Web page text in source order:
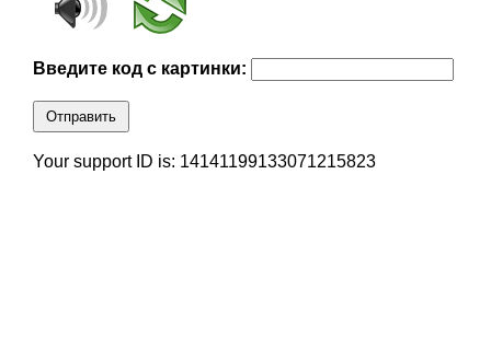
Введите код с картинки:
Отправить
Your support ID is: 14141199133071215823